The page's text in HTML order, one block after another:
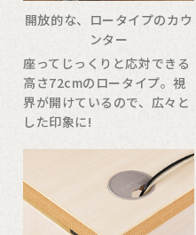
開放的な、ロータイプのカウ
ンター
座ってじっくりと応対できる
高さ72cmのロータイプ。視
界が開けているので、広々と
した印象に!